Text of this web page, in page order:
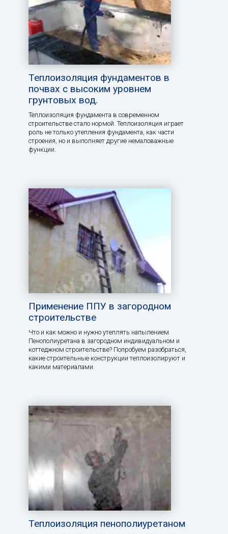
Теплоизоляция фундаментов в
почвах с высоким уровнем
грунтовых вод.
Теплоизоляция фундамента в современном
строительстве стало нормой. Теплоизоляция играет
роль не только утепления фундамента, как части
строения, но и выполняет другие немаловажные
функции.
Применение ППУ в загородном
строительстве
Что и как можно и нужно утеплять напылением
Пенополиуретана в загородном индивидуальном и
коттеджном строительстве? Попробуем разобраться,
какие строительные конструкции теплоизолируют и
какими материалами.
Теплоизоляция пенополиуретаном